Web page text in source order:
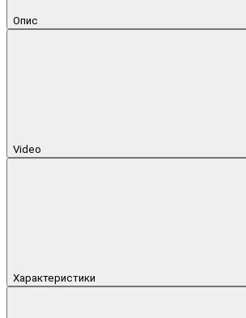
Опис
Video
Характеристики